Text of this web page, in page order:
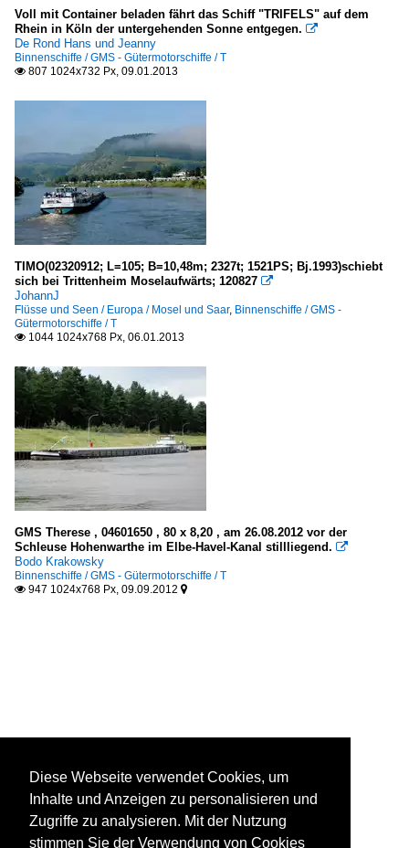
Voll mit Container beladen fährt das Schiff "TRIFELS" auf dem
Rhein in Köln der untergehenden Sonne entgegen. 
De Rond Hans und Jeanny
Binnenschiffe / GMS - Gütermotorschiffe / T
 807 1024x732 Px, 09.01.2013
TIMO(02320912; L=105; B=10,48m; 2327t; 1521PS; Bj.1993)schiebt
sich bei Trittenheim Moselaufwärts; 120827 
JohannJ
Flüsse und Seen / Europa / Mosel und Saar, Binnenschiffe / GMS -
Gütermotorschiffe / T
 1044 1024x768 Px, 06.01.2013
GMS Therese , 04601650 , 80 x 8,20 , am 26.08.2012 vor der
Schleuse Hohenwarthe im Elbe-Havel-Kanal stillliegend. 
Bodo Krakowsky
Binnenschiffe / GMS - Gütermotorschiffe / T
 947 1024x768 Px, 09.09.2012 
Diese Webseite verwendet Cookies, um
Inhalte und Anzeigen zu personalisieren und
Zugriffe zu analysieren. Mit der Nutzung
stimmen Sie der Verwendung von Cookies